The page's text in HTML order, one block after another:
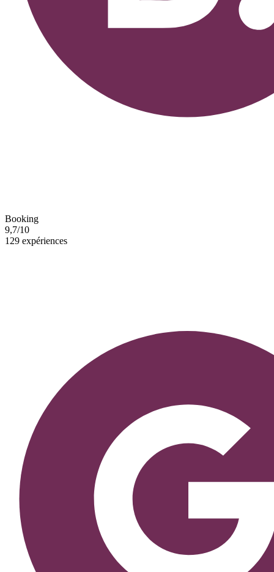
Booking
9,7/10
129 expériences